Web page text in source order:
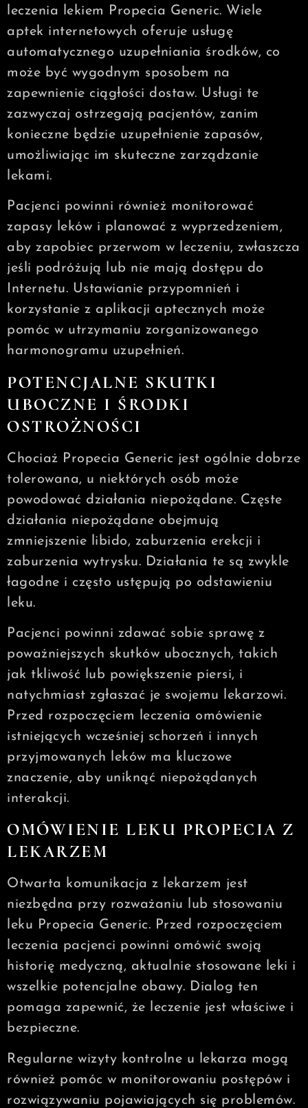
leczenia lekiem Propecia Generic. Wiele
aptek internetowych oferuje usługę
automatycznego uzupełniania środków, co
może być wygodnym sposobem na
zapewnienie ciągłości dostaw. Usługi te
zazwyczaj ostrzegają pacjentów, zanim
konieczne będzie uzupełnienie zapasów,
umożliwiając im skuteczne zarządzanie
lekami.
Pacjenci powinni również monitorować
zapasy leków i planować z wyprzedzeniem,
aby zapobiec przerwom w leczeniu, zwłaszcza
jeśli podróżują lub nie mają dostępu do
Internetu. Ustawianie przypomnień i
korzystanie z aplikacji aptecznych może
pomóc w utrzymaniu zorganizowanego
harmonogramu uzupełnień.
POTENCJALNE SKUTKI
UBOCZNE I ŚRODKI
OSTROŻNOŚCI
Chociaż Propecia Generic jest ogólnie dobrze
tolerowana, u niektórych osób może
powodować działania niepożądane. Częste
działania niepożądane obejmują
zmniejszenie libido, zaburzenia erekcji i
zaburzenia wytrysku. Działania te są zwykle
łagodne i często ustępują po odstawieniu
leku.
Pacjenci powinni zdawać sobie sprawę z
poważniejszych skutków ubocznych, takich
jak tkliwość lub powiększenie piersi, i
natychmiast zgłaszać je swojemu lekarzowi.
Przed rozpoczęciem leczenia omówienie
istniejących wcześniej schorzeń i innych
przyjmowanych leków ma kluczowe
znaczenie, aby uniknąć niepożądanych
interakcji.
OMÓWIENIE LEKU PROPECIA Z
LEKARZEM
Otwarta komunikacja z lekarzem jest
niezbędna przy rozważaniu lub stosowaniu
leku Propecia Generic. Przed rozpoczęciem
leczenia pacjenci powinni omówić swoją
historię medyczną, aktualnie stosowane leki i
wszelkie potencjalne obawy. Dialog ten
pomaga zapewnić, że leczenie jest właściwe i
bezpieczne.
Regularne wizyty kontrolne u lekarza mogą
również pomóc w monitorowaniu postępów i
rozwiązywaniu pojawiających się problemów.